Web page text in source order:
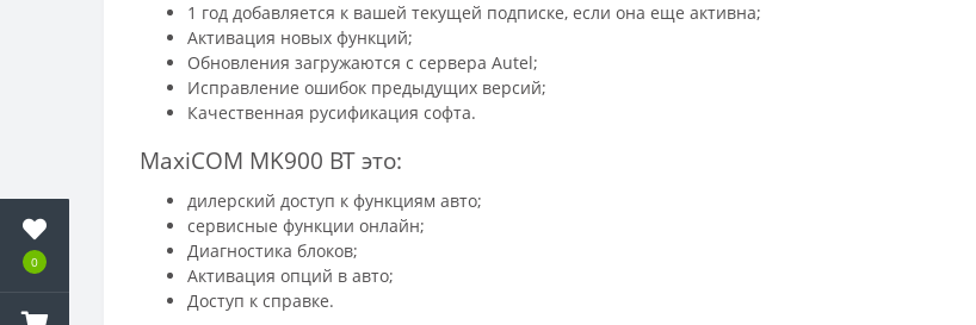
0
1 год добавляется к вашей текущей подписке, если она еще активна;
Активация новых функций;
Обновления загружаются с сервера Autel;
Исправление ошибок предыдущих версий;
Качественная русификация софта.
MaxiCOM MK900 BT это:
дилерский доступ к функциям авто;
сервисные функции онлайн;
Диагностика блоков;
Активация опций в авто;
Доступ к справке.